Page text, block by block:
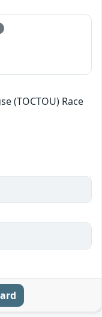
(TOCTOU) Race